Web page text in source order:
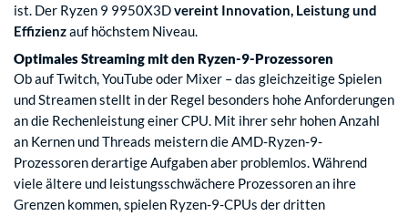
ist. Der Ryzen 9 9950X3Dvereint Innovation, Leistung und
Effizienzauf höchstem Niveau.
Optimales Streaming mit den Ryzen-9-Prozessoren
Ob auf Twitch, YouTube oder Mixer – das gleichzeitige Spielen
und Streamen stellt in der Regel besonders hohe Anforderungen
an die Rechenleistung einer CPU. Mit ihrer sehr hohen Anzahl
an Kernen und Threads meistern die AMD-Ryzen-9-
Prozessoren derartige Aufgaben aber problemlos. Während
viele ältere und leistungsschwächere Prozessoren an ihre
Grenzen kommen, spielen Ryzen-9-CPUs der dritten